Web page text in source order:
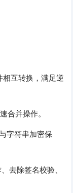
互转换，满足逆
合并操作。
字符串加密保
去除签名校验、